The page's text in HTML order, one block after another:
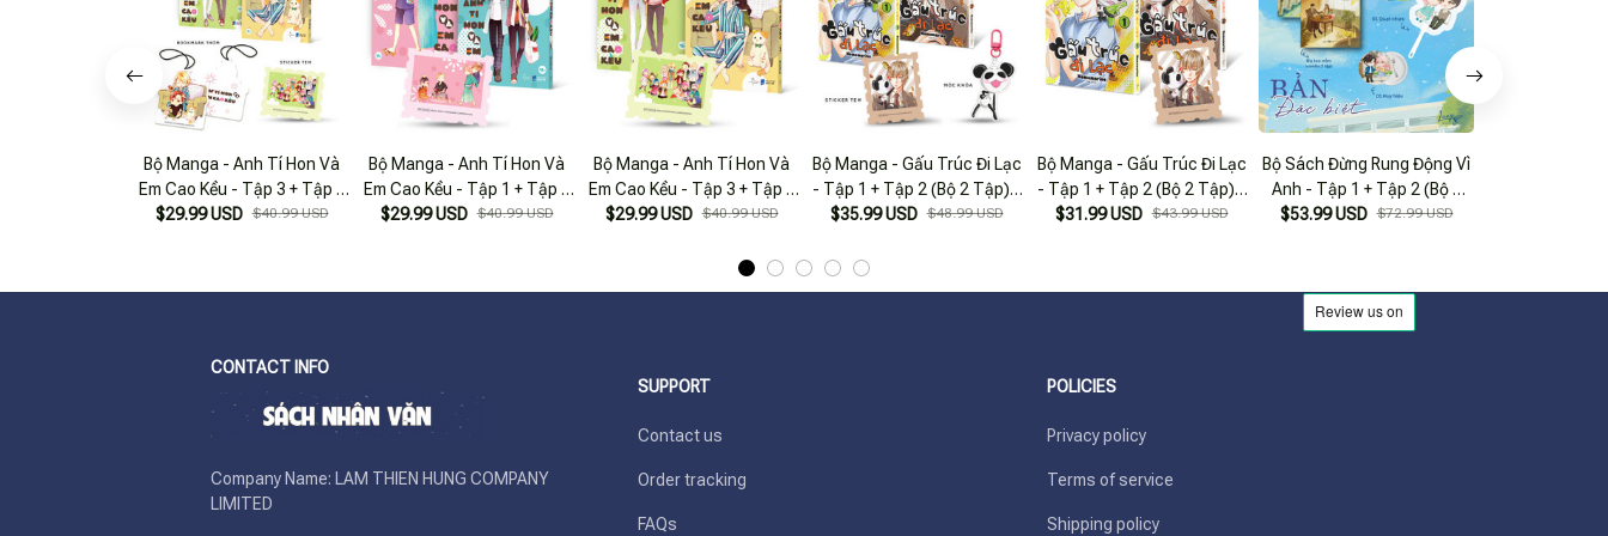
Bộ Manga - Anh Tí Hon Và
Em Cao Kều - Tập 3 + Tập 4
(Bộ 2 Tập) - Bản Đặc Biệt -
$29.99 USD $40.99 USD
Bộ Manga - Anh Tí Hon Và
Em Cao Kều - Tập 1 + Tập 2
(Bộ 2 Tập) - Tặng Kèm
$29.99 USD $40.99 USD
Bộ Manga - Anh Tí Hon Và
Em Cao Kều - Tập 3 + Tập 4
(Bộ 2 Tập) - Tặng Kèm
$29.99 USD $40.99 USD
Bộ Manga - Gấu Trúc Đi Lạc
- Tập 1 + Tập 2 (Bộ 2 Tập) -
Bản Đặc Biệt - Tặng Kèm
$35.99 USD $48.99 USD
Bộ Manga - Gấu Trúc Đi Lạc
- Tập 1 + Tập 2 (Bộ 2 Tập) -
Tặng Kèm Sticker Tem
$31.99 USD $43.99 USD
Bộ Sách Đừng Rung Động Vì
Anh - Tập 1 + Tập 2 (Bộ 2
Tập) - Bản Đặc Biệt - Tặng
$53.99 USD $72.99 USD
CONTACT INFO
Company Name: LAM THIEN HUNG COMPANY
LIMITED
SUPPORT
Contact us
Order tracking
FAQs
POLICIES
Privacy policy
Terms of service
Shipping policy